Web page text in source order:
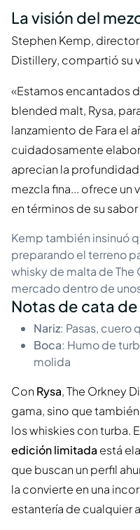
La visión del
Stephen Kemp,
Distillery, compartió su
«Estamos encantados
blended malt, Rysa,
lanzamiento de Fara el
cuidadosamente
aprecian la
mezcla fina... ofrece un
en términos de su
Kemp también insinuó
preparando el terreno
whisky de malta de The
mercado dentro de
Notas de cata de
Nariz: Pasas, cuero
Boca: Humo de
molida
Con Rysa, The Orkney
gama, sino que
los whiskies con turba.
edición limitada está
que buscan un perfil
la convierte en una
estantería de cualquier